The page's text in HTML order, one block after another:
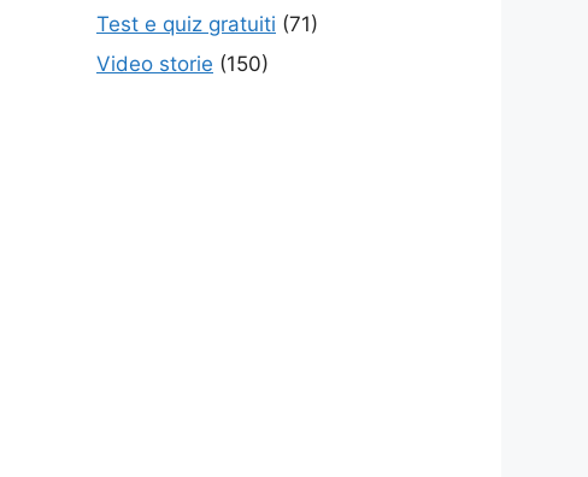
Test e quiz gratuiti (71)
Video storie (150)